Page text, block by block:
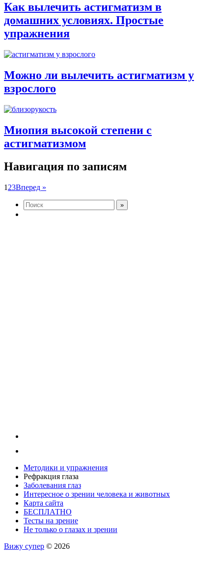
Как вылечить астигматизм в
домашних условиях. Простые
упражнения
Можно ли вылечить астигматизм у
взрослого
Миопия высокой степени с
астигматизмом
Навигация по записям
1 23Вперед »
Методики и упражнения
Рефракция глаза
Заболевания глаз
Интересное о зрении человека и животных
Карта сайта
БЕСПЛАТНО
Тесты на зрение
Не только о глазах и зрении
Вижу супер © 2026